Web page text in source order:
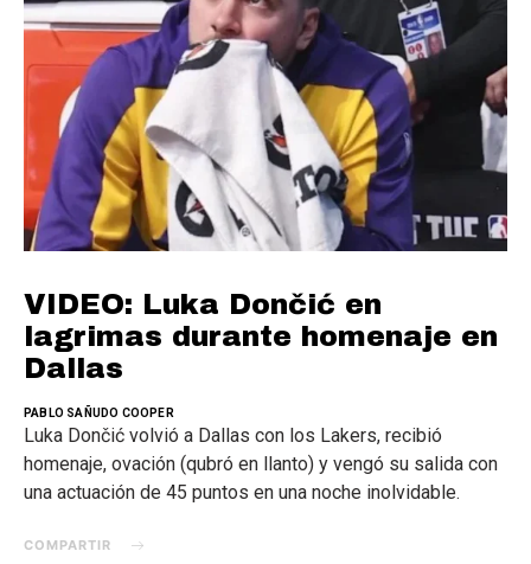
VIDEO: Luka Dončić en
lagrimas durante homenaje en
Dallas
PABLO SAÑUDO COOPER
Luka Dončić volvió a Dallas con los Lakers, recibió
homenaje, ovación (qubró en llanto) y vengó su salida con
una actuación de 45 puntos en una noche inolvidable.
COMPARTIR